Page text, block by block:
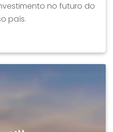
no futuro do
país.